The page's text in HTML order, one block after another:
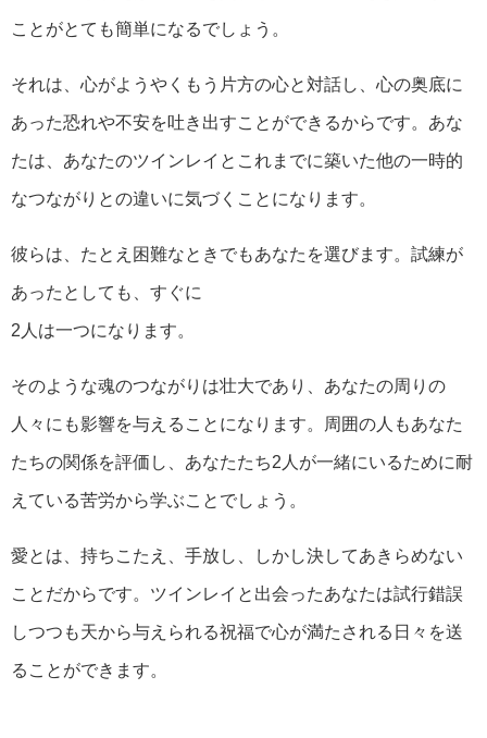
ことがとても簡単になるでしょう。
それは、心がようやくもう片方の心と対話し、心の奥底に
あった恐れや不安を吐き出すことができるからです。あな
たは、あなたのツインレイとこれまでに築いた他の一時的
なつながりとの違いに気づくことになります。
彼らは、たとえ困難なときでもあなたを選びます。試練が
あったとしても、すぐに
2人は一つになります。
そのような魂のつながりは壮大であり、あなたの周りの
人々にも影響を与えることになります。周囲の人もあなた
たちの関係を評価し、あなたたち2人が一緒にいるために耐
えている苦労から学ぶことでしょう。
愛とは、持ちこたえ、手放し、しかし決してあきらめない
ことだからです。ツインレイと出会ったあなたは試行錯誤
しつつも天から与えられる祝福で心が満たされる日々を送
ることができます。